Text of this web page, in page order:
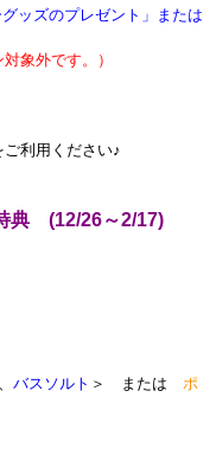
ッズのプレゼント」または
象外です。）
利用ください♪
典 (12/26～2/17)
、 バスソルト ＞ または ポ